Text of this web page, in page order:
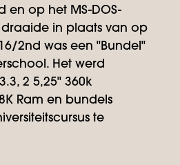
en op het MS-DOS-
draaide in plaats van op
2nd was een "Bundel"
Het werd
2 5,25" 360k
Ram en bundels
te